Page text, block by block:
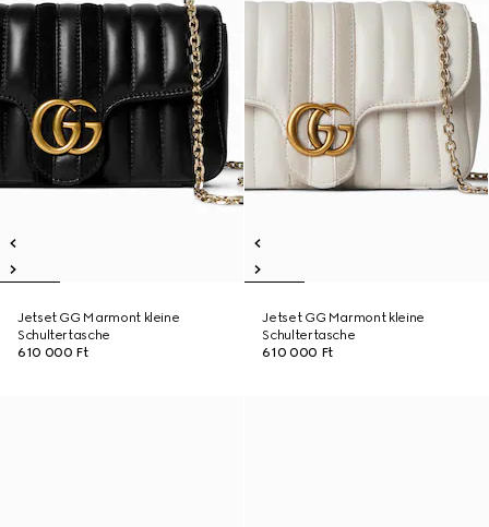
Jetset GG Marmont kleine
Schultertasche
610 000 Ft
Jetset GG Marmont kleine
Schultertasche
610 000 Ft